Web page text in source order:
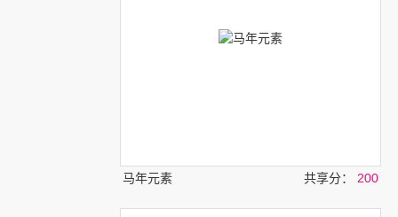
马年元素 共享分： 200